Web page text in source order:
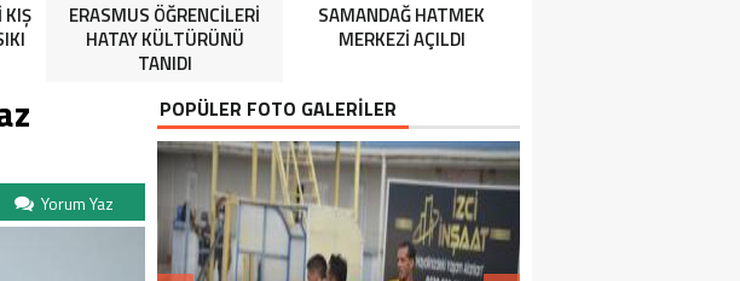
KIŞ
ERASMUS ÖĞRENCİLERİ
HATAY KÜLTÜRÜNÜ
TANIDI
SAMANDAĞ HATMEK
MERKEZİ AÇILDI
Yorum Yaz
POPÜLER FOTO GALERİLER